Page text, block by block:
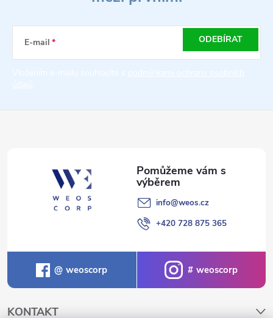
í
E-mail ODEBÍRAT
info@weos.cz
+420 728 875 365
weoscorp weoscorp
KONTAKT